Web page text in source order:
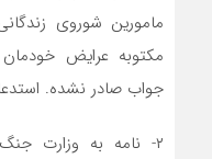
مامورین شوروی
مکتوبه عرایض خودمان
جواب صادر نشده.
۲- نامه به وزارت